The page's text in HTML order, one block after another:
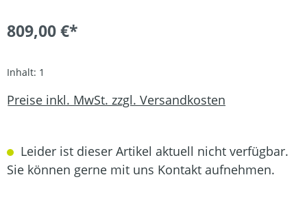
809,00 €*
Inhalt: 1
Preise inkl. MwSt. zzgl. Versandkosten
Leider ist dieser Artikel aktuell nicht verfügbar.
Sie können gerne mit uns Kontakt aufnehmen.